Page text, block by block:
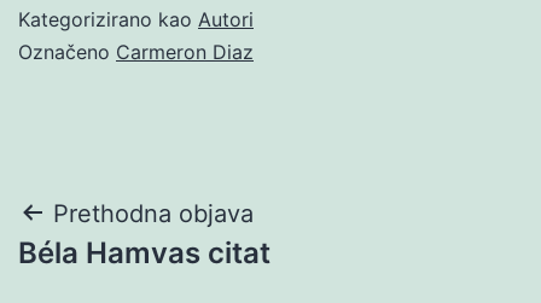
Kategorizirano kao Autori
Označeno Carmeron Diaz
Navigacija
objava
Prethodna objava
Béla Hamvas citat